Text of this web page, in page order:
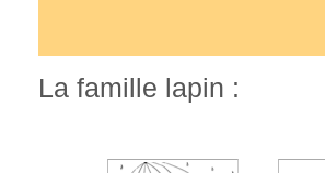
La famille lapin :